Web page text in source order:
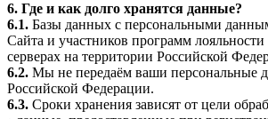
6. Где и как долго хранятся данные?
6.1. Базы данных с персональными
Сайта и участников программ
серверах на территории Российской
6.2. Мы не передаём ваши персональные
Российской Федерации.
6.3. Сроки хранения зависят от цели